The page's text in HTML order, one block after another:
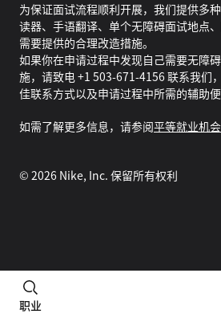
为保证面试流程顺利开展，我们提供多
读器、手语翻译、单个无障碍面试地点
需要提供的合理改造措施。
如果你在申请过程中发现自己需要无障
施，请致电 +1 503-671-4156 联系我们
佳联系方式以及申请过程中所需的辅助便
如需了解更多信息，请参阅平等就业机
© 2026 Nike, Inc. 保留所有权利
职业